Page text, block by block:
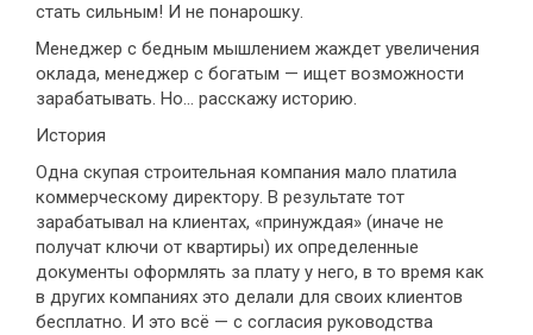
стать сильным! И не понарошку.
Менеджер с бедным мышлением жаждет увеличения
оклада, менеджер с богатым — ищет возможности
зарабатывать. Но... расскажу историю.
История
Одна скупая строительная компания мало платила
коммерческому директору. В результате тот
зарабатывал на клиентах, «принуждая» (иначе не
получат ключи от квартиры) их определенные
документы оформлять за плату у него, в то время как
в других компаниях это делали для своих клиентов
бесплатно. И это всё — с согласия руководства